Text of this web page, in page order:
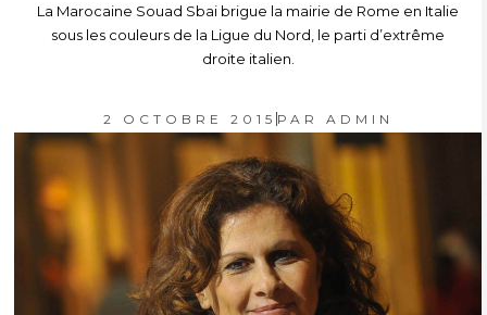
La Marocaine Souad Sbai brigue la mairie de Rome en Italie
sous les couleurs de la Ligue du Nord, le parti d’extrême
droite italien.
2 OCTOBRE 2015 PAR ADMIN